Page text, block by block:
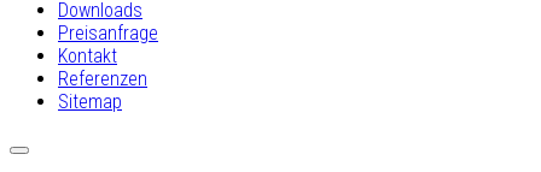
Downloads
Preisanfrage
Kontakt
Referenzen
Sitemap